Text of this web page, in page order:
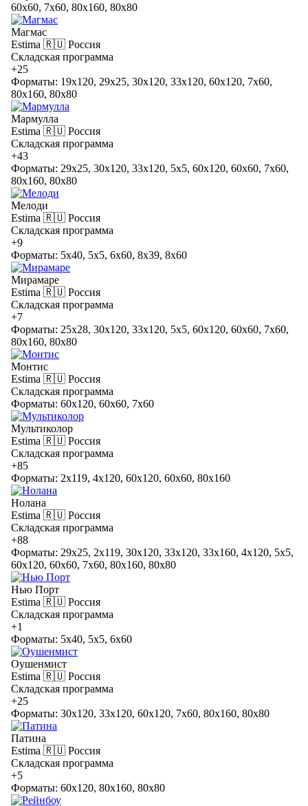
60x60, 7x60, 80x160, 80x80
Магмас
Estima 🇷🇺 Россия
Складская программа
+25
Форматы: 19x120, 29x25, 30x120, 33x120, 60x120, 7x60,
80x160, 80x80
Мармулла
Estima 🇷🇺 Россия
Складская программа
+43
Форматы: 29x25, 30x120, 33x120, 5x5, 60x120, 60x60, 7x60,
80x160, 80x80
Мелоди
Estima 🇷🇺 Россия
Складская программа
+9
Форматы: 5x40, 5x5, 6x60, 8x39, 8x60
Мирамаре
Estima 🇷🇺 Россия
Складская программа
+7
Форматы: 25x28, 30x120, 33x120, 5x5, 60x120, 60x60, 7x60,
80x160, 80x80
Монтис
Estima 🇷🇺 Россия
Складская программа
Форматы: 60x120, 60x60, 7x60
Мультиколор
Estima 🇷🇺 Россия
Складская программа
+85
Форматы: 2x119, 4x120, 60x120, 60x60, 80x160
Нолана
Estima 🇷🇺 Россия
Складская программа
+88
Форматы: 29x25, 2x119, 30x120, 33x120, 33x160, 4x120, 5x5,
60x120, 60x60, 7x60, 80x160, 80x80
Нью Порт
Estima 🇷🇺 Россия
Складская программа
+1
Форматы: 5x40, 5x5, 6x60
Оушенмист
Estima 🇷🇺 Россия
Складская программа
+25
Форматы: 30x120, 33x120, 60x120, 7x60, 80x160, 80x80
Патина
Estima 🇷🇺 Россия
Складская программа
+5
Форматы: 60x120, 80x160, 80x80